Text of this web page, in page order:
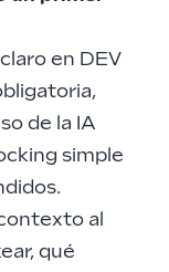
en DEV
de la IA
simple
al
qué